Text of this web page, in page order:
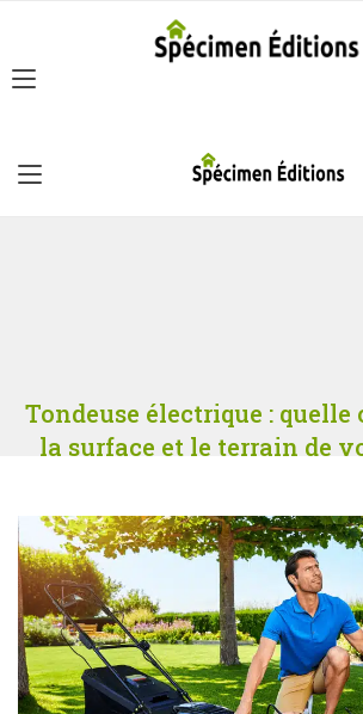
Tondeuse électrique :
la surface et le terrain de